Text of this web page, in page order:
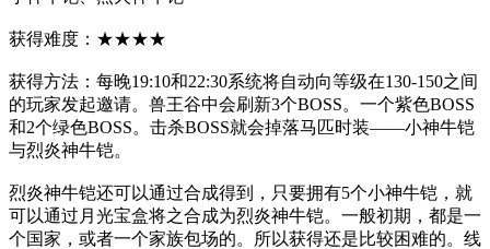
获得难度：★★★★
获得方法：每晚19:10和22:30系统将自动向等级在130-150之间
的玩家发起邀请。兽王谷中会刷新3个BOSS。一个紫色BOSS
和2个绿色BOSS。击杀BOSS就会掉落马匹时装——小神牛铠
与烈炎神牛铠。
烈炎神牛铠还可以通过合成得到，只要拥有5个小神牛铠，就
可以通过月光宝盒将之合成为烈炎神牛铠。一般初期，都是一
个国家，或者一个家族包场的。所以获得还是比较困难的。线